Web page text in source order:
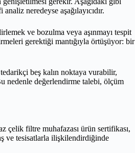
neredeyse aşağılayıcıdır.
ve bozulma veya aşınmayı tespit
gerektiği mantığıyla örtüşüyor: bir
beş kalın noktaya vurabilir,
nedenle değerlendirme talebi, ölçüm
çelik filtre muhafazası ürün sertifikası,
ve tesisatlarla ilişkilendirdiğinde